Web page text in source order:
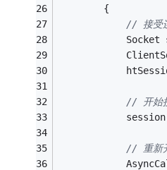
        {
// 接受
Socket
// 开始
// 重新